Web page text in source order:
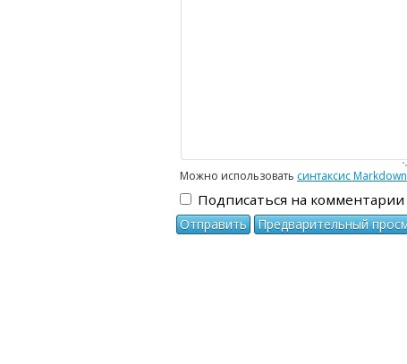
Можно использовать синтаксис Markdown
Подписаться на комментарии